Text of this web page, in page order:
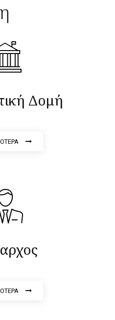
Δομή